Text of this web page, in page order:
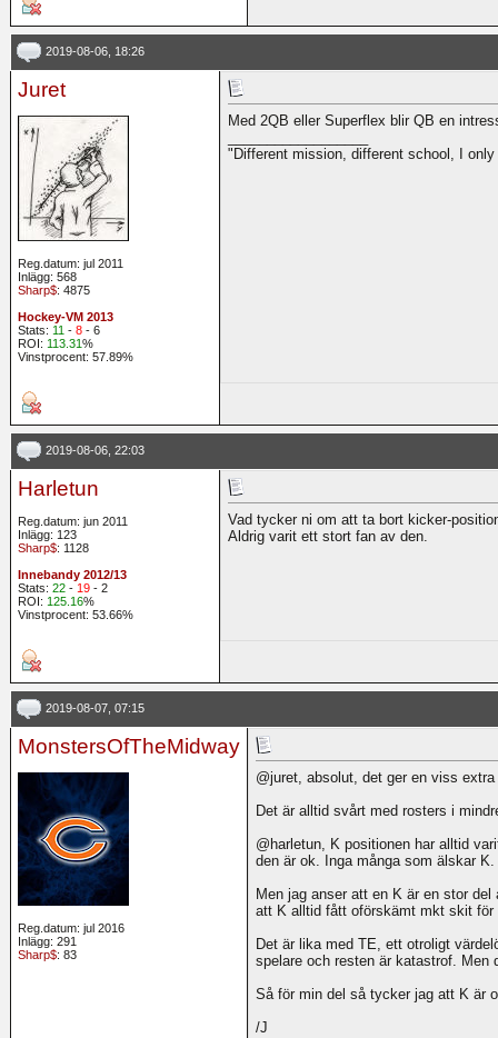
2019-08-06, 18:26
Juret
Reg.datum: jul 2011
Inlägg: 568
Sharp$: 4875
Hockey-VM 2013
Stats: 11 - 8 - 6
ROI: 113.31%
Vinstprocent: 57.89%
Med 2QB eller Superflex blir QB en
"Different mission, different school, I
2019-08-06, 22:03
Harletun
Reg.datum: jun 2011
Inlägg: 123
Sharp$: 1128
Innebandy 2012/13
Stats: 22 - 19 - 2
ROI: 125.16%
Vinstprocent: 53.66%
Vad tycker ni om att ta bort kicker-
Aldrig varit ett stort fan av den.
2019-08-07, 07:15
MonstersOfTheMidway
Reg.datum: jul 2016
Inlägg: 291
Sharp$: 83
@juret, absolut, det ger en viss
Det är alltid svårt med rosters i
@harletun, K positionen har alltid
den är ok. Inga många som älskar K.
Men jag anser att en K är en stor
att K alltid fått oförskämt mkt skit för
Det är lika med TE, ett otroligt
spelare och resten är katastrof. Men
Så för min del så tycker jag att K är
/J